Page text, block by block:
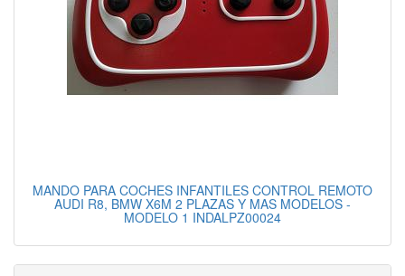
MANDO PARA COCHES INFANTILES CONTROL REMOTO
AUDI R8, BMW X6M 2 PLAZAS Y MAS MODELOS -
MODELO 1 INDALPZ00024